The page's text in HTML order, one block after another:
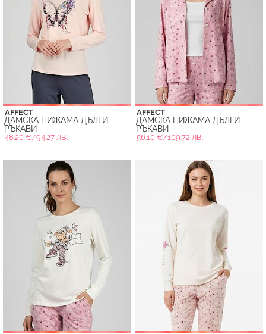
AFFECT
ДАМСКА ПИЖАМА ДЪЛГИ
РЪКАВИ
48.20 €/94.27 ЛВ.
AFFECT
ДАМСКА ПИЖАМА ДЪЛГИ
РЪКАВИ
56.10 €/109.72 ЛВ.